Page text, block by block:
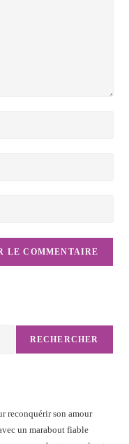
RECHERCHER
reconquérir son amour
un marabout fiable